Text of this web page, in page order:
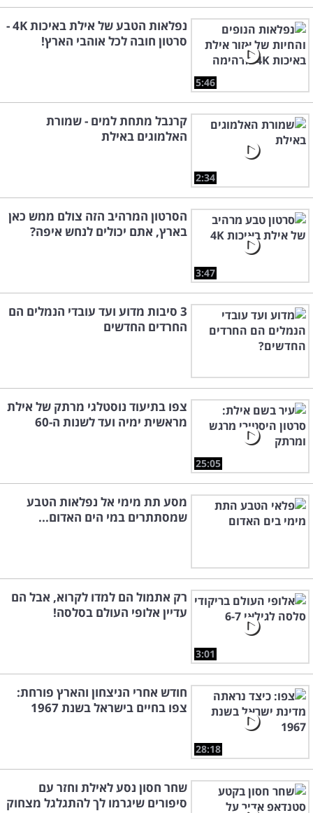
5:46
נפלאות הטבע של אילת באיכות 4K -
סרטון חובה לכל אוהבי הארץ!
2:34
קרנבל מתחת למים - שמורת
האלמוגים באילת
3:47
הסרטון המרהיב הזה צולם ממש כאן
בארץ, אתם יכולים לנחש איפה?
3 סיבות מדוע ועד עובדי הנמלים הם
החרדים החדשים
25:05
צפו בתיעוד נוסטלגי מרתק של אילת
מראשית ימיה ועד לשנות ה-60
מסע תת מימי אל נפלאות הטבע
שמסתתרים במי הים האדום...
3:01
רק אתמול הם למדו לקרוא, אבל הם
עדיין אלופי העולם בסלסה!
28:18
חודש אחרי הניצחון והארץ פורחת:
צפו בחיים בישראל בשנת 1967
שחר חסון נסע לאילת וחזר עם
סיפורים שיגרמו לך להתגלגל מצחוק